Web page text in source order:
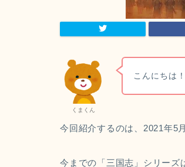
くまくん
こんにちは
今回紹介するのは、2021年5
今までの「三国志」シリーズ